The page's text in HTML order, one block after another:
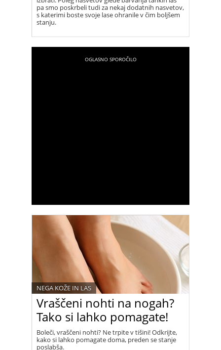
pa smo poskrbeli tudi za nekaj dodatnih nasvetov,
s katerimi boste svoje lase ohranile v čim boljšem
stanju.
Vraščeni nohti na nogah?
Tako si lahko pomagate!
NEGA KOŽE IN LAS
Boleči, vraščeni nohti? Ne trpite v tišini! Odkrijte,
kako si lahko pomagate doma, preden se stanje
poslabša.